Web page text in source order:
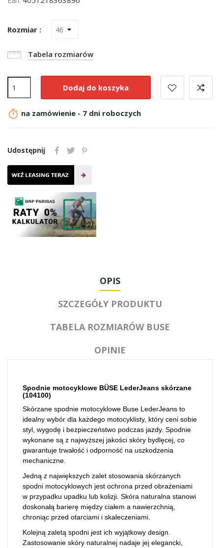
Rozmiar :
Tabela rozmiarów
Dodaj do koszyka
 na zamówienie - 7 dni roboczych
Udostępnij
OPIS
SZCZEGÓŁY PRODUKTU
TABELA ROZMIARÓW BUSE
OPINIE
Spodnie motocyklowe BÜSE LederJeans skórzane
(104100)
Skórzane spodnie motocyklowe Buse LederJeans to
idealny wybór dla każdego motocyklisty, który ceni sobie
styl, wygodę i bezpieczeństwo podczas jazdy. Spodnie
wykonane są z najwyższej jakości skóry bydlęcej, co
gwarantuje trwałość i odporność na uszkodzenia
mechaniczne.
Jedną z największych zalet stosowania skórzanych
spodni motocyklowych jest ochrona przed obrażeniami
w przypadku upadku lub kolizji. Skóra naturalna stanowi
doskonałą barierę między ciałem a nawierzchnią,
chroniąc przed otarciami i skaleczeniami.
Kolejną zaletą spodni jest ich wyjątkowy design.
Zastosowanie skóry naturalnej nadaje jej elegancki,